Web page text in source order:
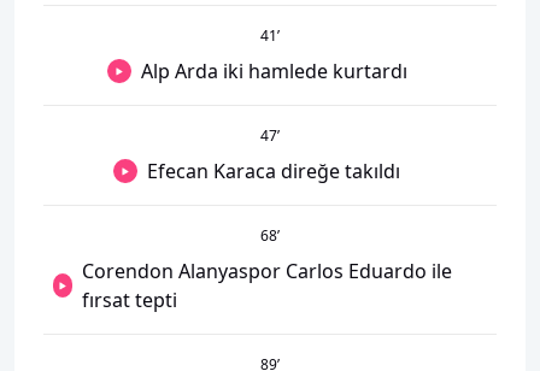
41’
Alp Arda iki hamlede kurtardı
47’
Efecan Karaca direğe takıldı
68’
Corendon Alanyaspor Carlos Eduardo ile
fırsat tepti
89’